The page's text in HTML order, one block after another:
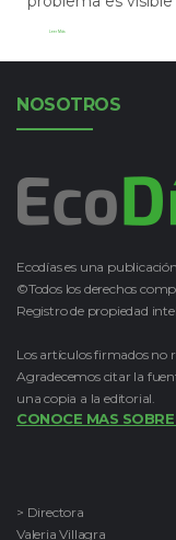
Leer Más
NOSOTROS
Ecodías es una
©Todos los derechos
Registro de propiedad
Los artículos firmados no
Agradecemos citar la
una copia a la editorial.
CONOCE MAS
> Directora
Valeria Villagra